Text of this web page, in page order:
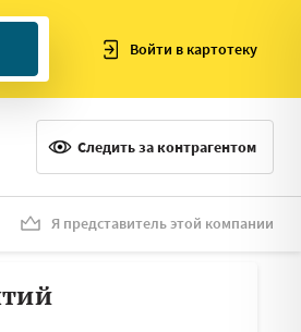
Войти в картотеку
Следить за контрагентом
Я представитель этой компании